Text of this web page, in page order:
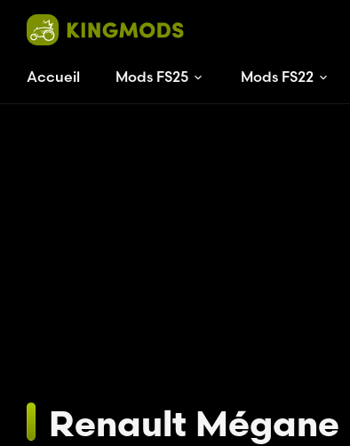
Accueil Mods FS25 Mods FS22
Renault Mégane